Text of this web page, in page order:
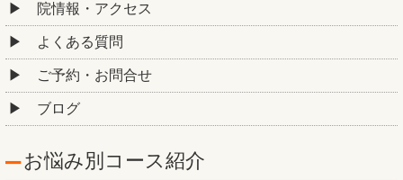
院情報・アクセス
よくある質問
ご予約・お問合せ
ブログ
お悩み別コース紹介